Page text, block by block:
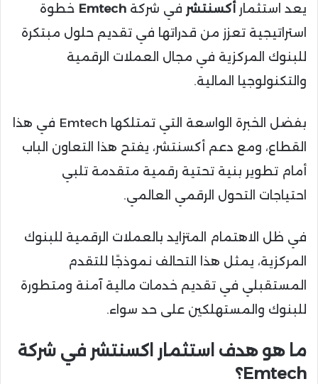
يعد استثمار أكسنتشر في شركة Emtech خطوة
استراتيجية تعزز من قدراتها في تقديم حلول مبتكرة
للبنوك المركزية في مجال العملات الرقمية
والتكنولوجيا المالية.
بفضل الخبرة الواسعة التي تمتلكها Emtech في هذا
القطاع، ومع دعم أكسنتشر، يفتح هذا التعاون الباب
أمام تطوير بنية تحتية رقمية متقدمة تلبي
احتياجات التحول الرقمي العالمي.
في ظل الاهتمام المتزايد بالعملات الرقمية للبنوك
المركزية، يمثل هذا التحالف نموذجًا للتقدم
المستقبلي في تقديم خدمات مالية آمنة ومتطورة
للبنوك والمستهلكين على حد سواء.
ما هو هدف استثمار اكسنتشر في شركة
Emtech؟